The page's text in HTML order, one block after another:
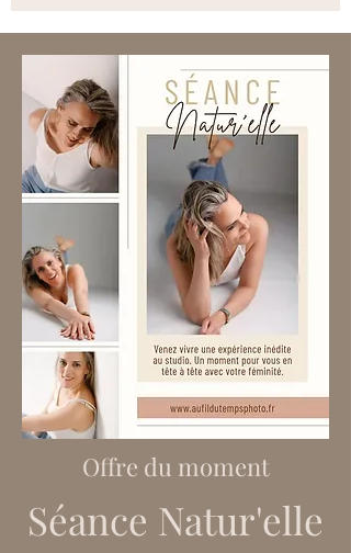
Offre du moment
Séance Natur'elle